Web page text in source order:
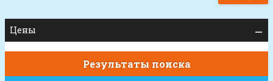
Цены
Результаты поиска